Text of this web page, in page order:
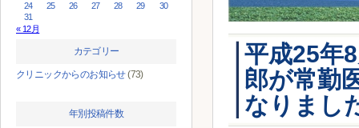
24
25 26 27 28 29
30
31
« 12月
カテゴリー
クリニックからのお知らせ(73)
年別投稿件数
平成25年
郎が常勤
なりまし